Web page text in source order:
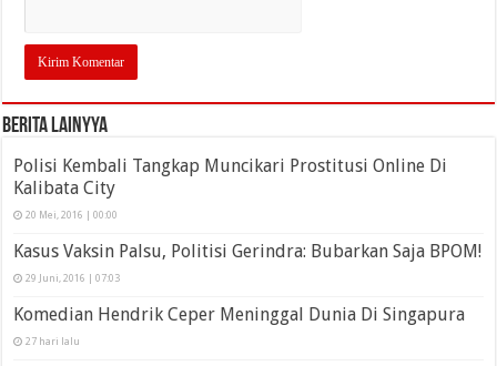
Berita Lainyya
Polisi Kembali Tangkap Muncikari Prostitusi Online Di
Kalibata City
20 Mei, 2016 | 00:00
Kasus Vaksin Palsu, Politisi Gerindra: Bubarkan Saja BPOM!
29 Juni, 2016 | 07:03
Komedian Hendrik Ceper Meninggal Dunia Di Singapura
27 hari lalu